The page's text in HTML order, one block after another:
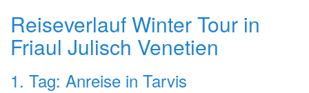
Reiseverlauf Winter Tour in
Friaul Julisch Venetien
1. Tag: Anreise in Tarvis